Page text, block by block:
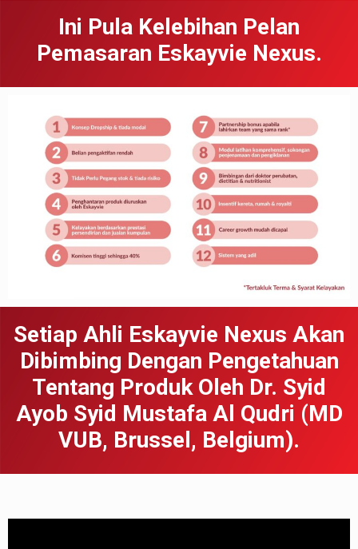
Ini Pula Kelebihan Pelan
Pemasaran Eskayvie Nexus.
Setiap Ahli Eskayvie Nexus Akan
Dibimbing Dengan Pengetahuan
Tentang Produk Oleh Dr. Syid
Ayob Syid Mustafa Al Qudri (MD
VUB, Brussel, Belgium).